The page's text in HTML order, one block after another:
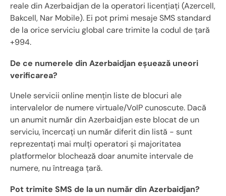
reale din Azerbaidjan de la operatori licențiați (Azercell,
Bakcell, Nar Mobile). Ei pot primi mesaje SMS standard
de la orice serviciu global care trimite la codul de țară
+994.
De ce numerele din Azerbaidjan eșuează uneori
verificarea?
Unele servicii online mențin liste de blocuri ale
intervalelor de numere virtuale/VoIP cunoscute. Dacă
un anumit număr din Azerbaidjan este blocat de un
serviciu, încercați un număr diferit din listă - sunt
reprezentați mai mulți operatori și majoritatea
platformelor blochează doar anumite intervale de
numere, nu întreaga țară.
Pot trimite SMS de la un număr din Azerbaidjan?